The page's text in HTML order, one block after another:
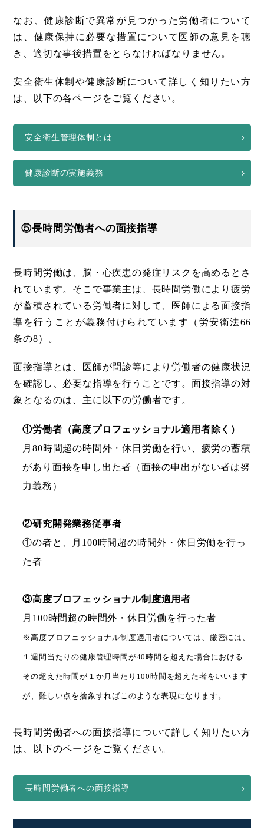
なお、健康診断で異常が見つかった労働者について
は、健康保持に必要な措置について医師の意見を聴
き、適切な事後措置をとらなければなりません。
安全衛生体制や健康診断について詳しく知りたい方
は、以下の各ページをご覧ください。
安全衛生管理体制とは
健康診断の実施義務
⑤長時間労働者への面接指導
長時間労働は、脳・心疾患の発症リスクを高めるとさ
れています。そこで事業主は、長時間労働により疲労
が蓄積されている労働者に対して、医師による面接指
導を行うことが義務付けられています（労安衛法66
条の8）。
面接指導とは、医師が問診等により労働者の健康状況
を確認し、必要な指導を行うことです。面接指導の対
象となるのは、主に以下の労働者です。
①労働者（高度プロフェッショナル適用者除く）
月80時間超の時間外・休日労働を行い、疲労の蓄積
があり面接を申し出た者（面接の申出がない者は努
力義務）
②研究開発業務従事者
①の者と、月100時間超の時間外・休日労働を行っ
た者
③高度プロフェッショナル制度適用者
月100時間超の時間外・休日労働を行った者
※高度プロフェッショナル制度適用者については、厳密には、
１週間当たりの健康管理時間が40時間を超えた場合における
その超えた時間が１か⽉当たり100時間を超えた者をいいます
が、難しい点を捨象すればこのような表現になります。
長時間労働者への面接指導について詳しく知りたい方
は、以下のページをご覧ください。
長時間労働者への面接指導